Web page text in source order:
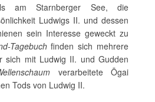
am Starnberger See, die
Ludwigs II. und dessen
sein Interesse geweckt zu
Tagebuchfinden sich mehrere
sich mit Ludwig II. und Gudden
verarbeitete Ōgai
Tods von Ludwig II.